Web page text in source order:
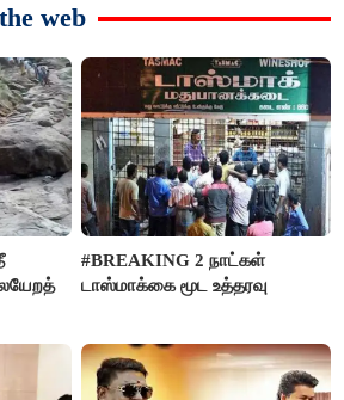
web
#BREAKING 2 நாட்கள்
டாஸ்மாக்கை மூட உத்தரவு